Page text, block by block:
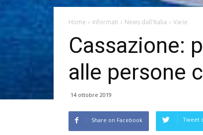
Home Informati News dall'Italia Varie
Cassazione:
alle persone
14 ottobre 2019
Share on Facebook Tweet